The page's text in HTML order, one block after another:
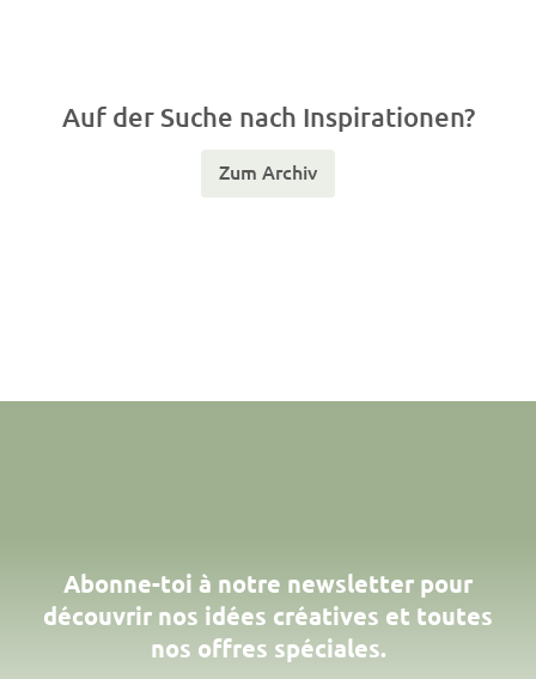
Auf der Suche nach Inspirationen?
Zum Archiv
Abonne-toi à notre newsletter pour
découvrir nos idées créatives et toutes
nos offres spéciales.